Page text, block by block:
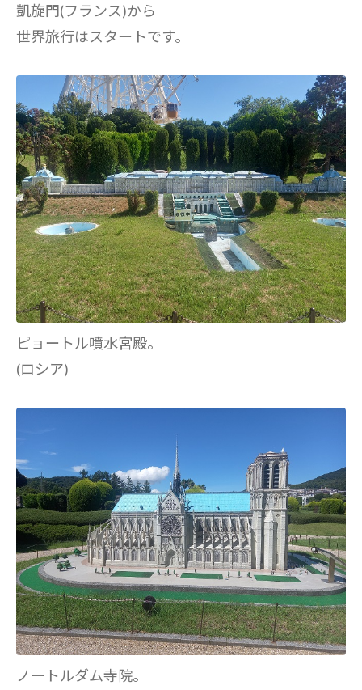
凱旋門(フランス)から
世界旅行はスタートです。
ピョートル噴水宮殿。
(ロシア)
ノートルダム寺院。